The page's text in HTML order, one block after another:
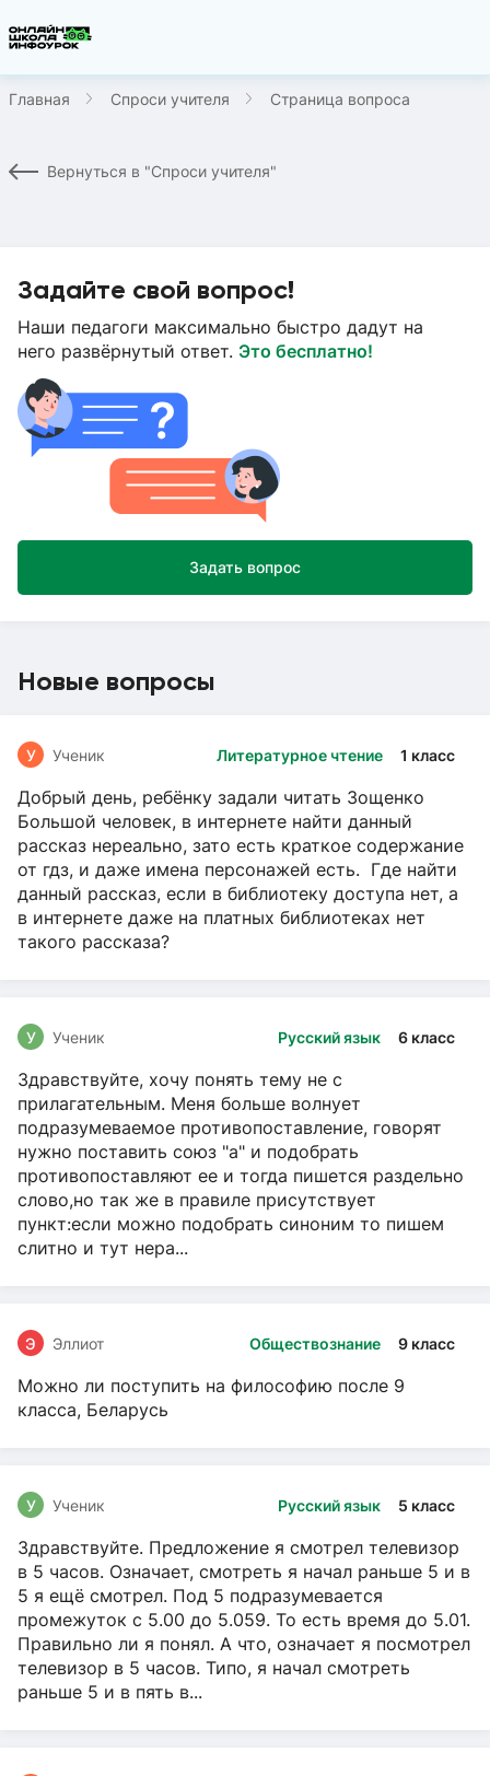
Главная Спроси учителя Страница вопроса
Вернуться в "Спроси учителя"
Задайте свой вопрос!
Наши педагоги максимально быстро дадут на
него развёрнутый ответ. Это бесплатно!
Задать вопрос
Новые вопросы
Литературное чтение 1 класс
У Ученик
Добрый день, ребёнку задали читать Зощенко
Большой человек, в интернете найти данный
рассказ нереально, зато есть краткое содержание
от гдз, и даже имена персонажей есть. Где найти
данный рассказ, если в библиотеку доступа нет, а
в интернете даже на платных библиотеках нет
такого рассказа?
Русский язык 6 класс
У Ученик
Здравствуйте, хочу понять тему не с
прилагательным. Меня больше волнует
подразумеваемое противопоставление, говорят
нужно поставить союз "а" и подобрать
противопоставляют ее и тогда пишется раздельно
слово,но так же в правиле присутствует
пункт:если можно подобрать синоним то пишем
слитно и тут нера...
Обществознание 9 класс
Э Эллиот
Можно ли поступить на философию после 9
класса, Беларусь
Русский язык 5 класс
У Ученик
Здравствуйте. Предложение я смотрел телевизор
в 5 часов. Означает, смотреть я начал раньше 5 и в
5 я ещё смотрел. Под 5 подразумевается
промежуток с 5.00 до 5.059. То есть время до 5.01.
Правильно ли я понял. А что, означает я посмотрел
телевизор в 5 часов. Типо, я начал смотреть
раньше 5 и в пять в...